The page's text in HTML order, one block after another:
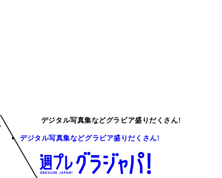
デジタル写真集などグラビア盛りだくさん!
デジタル写真集などグラビア盛りだくさん!